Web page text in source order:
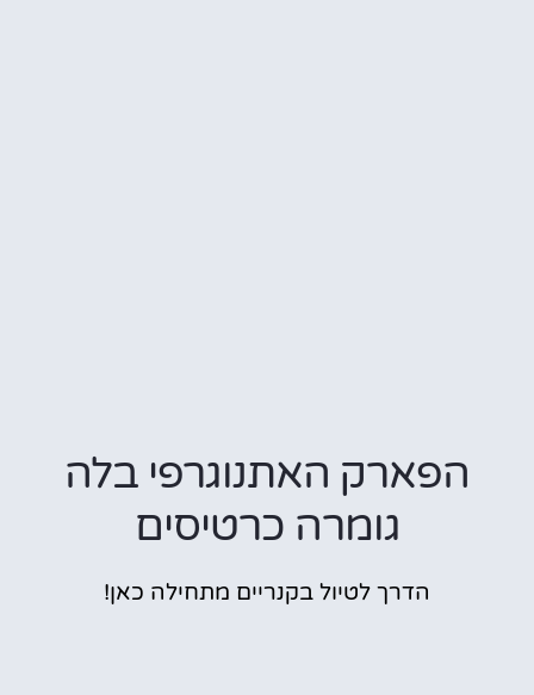
הפארק האתנוגרפי בלה
גומרה כרטיסים
הדרך לטיול בקנריים מתחילה כאן!